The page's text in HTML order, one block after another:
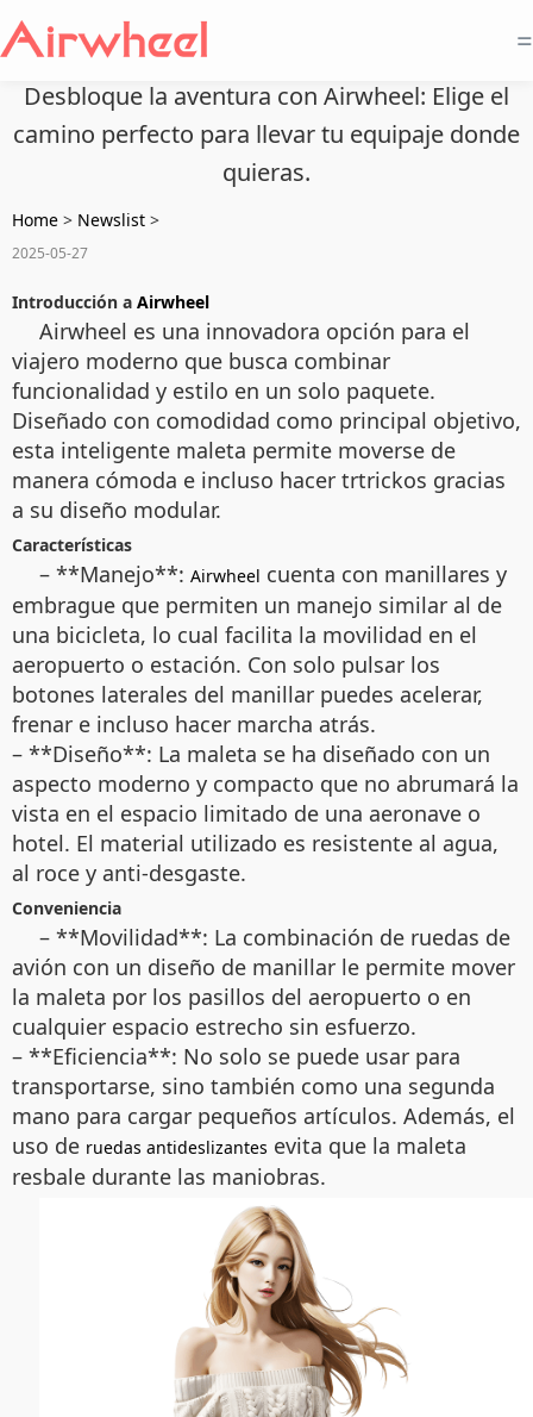
=
Desbloque la aventura con Airwheel: Elige el
camino perfecto para llevar tu equipaje donde
quieras.
Home > Newslist >
2025-05-27
Introducción a Airwheel
Airwheel es una innovadora opción para el
viajero moderno que busca combinar
funcionalidad y estilo en un solo paquete.
Diseñado con comodidad como principal objetivo,
esta inteligente maleta permite moverse de
manera cómoda e incluso hacer trtrickos gracias
a su diseño modular.
Características
– **Manejo**: Airwheel cuenta con manillares y
embrague que permiten un manejo similar al de
una bicicleta, lo cual facilita la movilidad en el
aeropuerto o estación. Con solo pulsar los
botones laterales del manillar puedes acelerar,
frenar e incluso hacer marcha atrás.
– **Diseño**: La maleta se ha diseñado con un
aspecto moderno y compacto que no abrumará la
vista en el espacio limitado de una aeronave o
hotel. El material utilizado es resistente al agua,
al roce y anti-desgaste.
Conveniencia
– **Movilidad**: La combinación de ruedas de
avión con un diseño de manillar le permite mover
la maleta por los pasillos del aeropuerto o en
cualquier espacio estrecho sin esfuerzo.
– **Eficiencia**: No solo se puede usar para
transportarse, sino también como una segunda
mano para cargar pequeños artículos. Además, el
uso de ruedas antideslizantes evita que la maleta
resbale durante las maniobras.